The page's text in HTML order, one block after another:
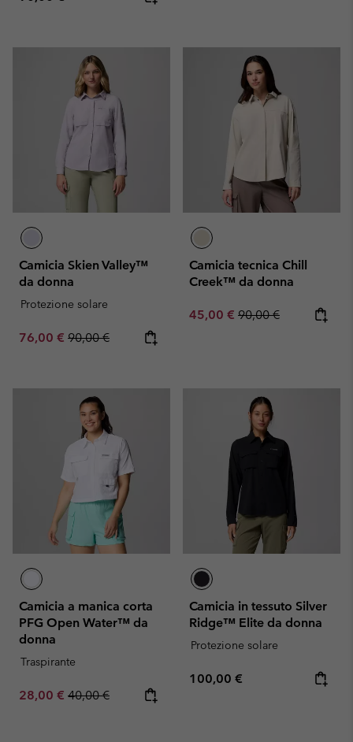
Camicia Skien Valley™
da donna
Protezione solare
Sale price:
76,00 € Regular price:
90,00 €
Camicia tecnica Chill
Creek™ da donna
Sale price:
45,00 € Regular price:
90,00 €
Camicia a manica corta
PFG Open Water™ da
donna
Traspirante
Sale price:
28,00 € Regular price:
40,00 €
Camicia in tessuto Silver
Ridge™ Elite da donna
Protezione solare
Regular price:
100,00 €